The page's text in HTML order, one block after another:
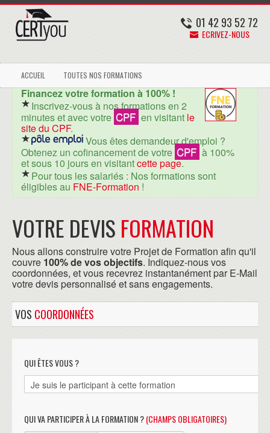
01 42 93 52 72
ECRIVEZ-NOUS
ACCUEIL TOUTES NOS FORMATIONS
Financez votre formation à 100% !
Inscrivez-vous à nos formations en 2
minutes et avec votre CPF en visitant le
site du CPF.
Vous êtes demandeur d'emploi ?
Obtenez un cofinancement de votre CPF à 100%
et sous 10 jours en visitantcette page.
Pour tous les salariés : Nos formations sont
éligibles au FNE-Formation !
VOTRE DEVIS FORMATION
Nous allons construire votre Projet de Formation afin qu'il
couvre 100% de vos objectifs. Indiquez-nous vos
coordonnées, et vous recevrez instantanément par E-Mail
votre devis personnalisé et sans engagements.
VOS COORDONNÉES
QUI ÊTES VOUS ?
QUI VA PARTICIPER À LA FORMATION ?(CHAMPS OBLIGATOIRES)